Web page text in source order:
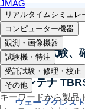
JMAG
リアルタイムシミュレ
コンピューター機器
観測・画像機器
試験機・特注
受託試験・修理・校正
その他
キーワードから製品
電波測定器、EMC/
RS101試験、
30Hz〜
アンテナ
ウェーブクレス